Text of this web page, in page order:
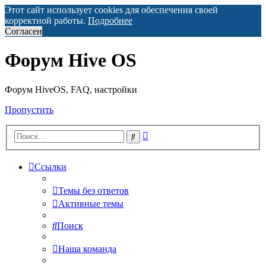
Этот сайт использует cookies для обеспечения своей
корректной работы. Подробнее
Согласен
Форум Hive OS
Форум HiveOS, FAQ, настройки
Пропустить
Поиск
Ссылки
Темы без ответов
Активные темы
Поиск
Наша команда